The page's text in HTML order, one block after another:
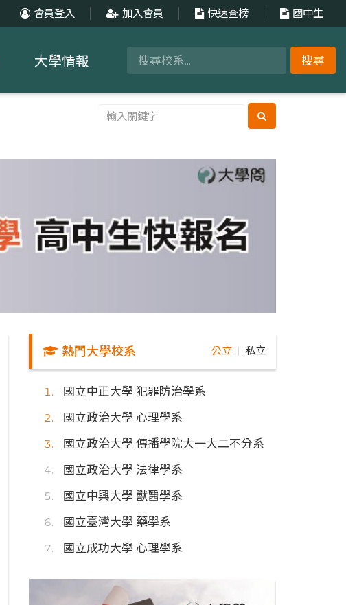
會員登入 加入會員 快速查榜 國中生
搜尋
大學情報
熱門大學校系 公立 私立
國立中正大學 犯罪防治學系
國立政治大學 心理學系
國立政治大學 傳播學院大一大二不分系
國立政治大學 法律學系
國立中興大學 獸醫學系
國立臺灣大學 藥學系
國立成功大學 心理學系